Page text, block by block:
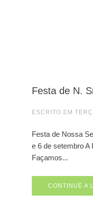
Festa de N.
ESCRITO EM
Festa de Nossa
e 6 de setembro A
Façamos...
CONTINUE A